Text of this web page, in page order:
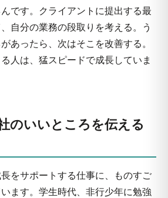
です。クライアントに提出する最
自分の業務の段取りを考える。う
あったら、次はそこを改善する。
人は、猛スピードで成長していま
のいいところを伝える
をサポートする仕事に、ものすご
ます。学生時代、非行少年に勉強